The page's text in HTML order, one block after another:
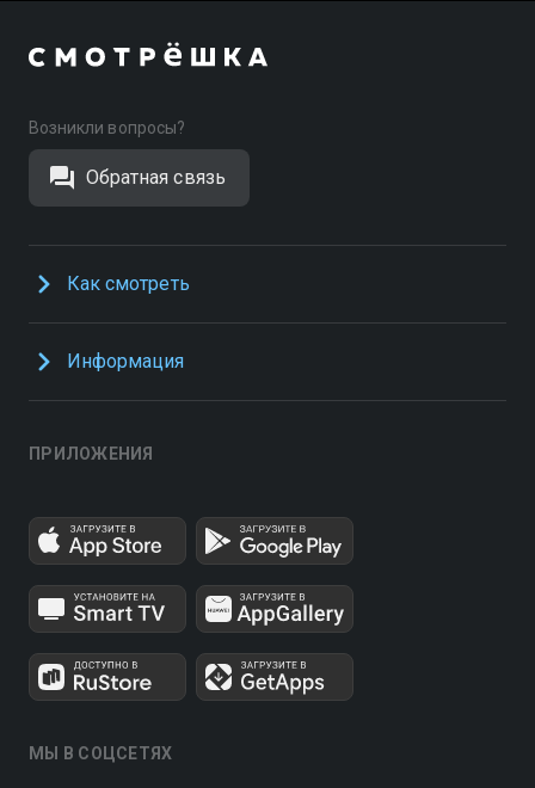
Возникли вопросы?
Обратная связь
Как смотреть
Информация
ПРИЛОЖЕНИЯ
МЫ В СОЦСЕТЯХ